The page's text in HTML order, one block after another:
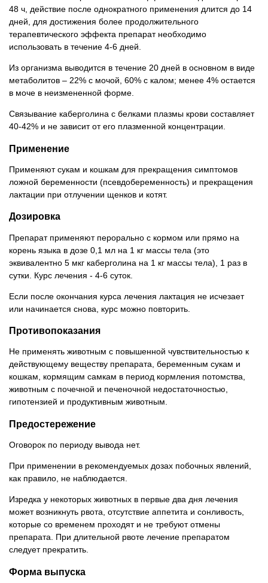
48 ч, действие после однократного применения длится до 14
дней, для достижения более продолжительного
терапевтического эффекта препарат необходимо
использовать в течение 4-6 дней.
Из организма выводится в течение 20 дней в основном в виде
метаболитов – 22% с мочой, 60% с калом; менее 4% остается
в моче в неизмененной форме.
Связывание каберголина с белками плазмы крови составляет
40-42% и не зависит от его плазменной концентрации.
Применение
Применяют сукам и кошкам для прекращения симптомов
ложной беременности (псевдобеременность) и прекращения
лактации при отлучении щенков и котят.
Дозировка
Препарат применяют перорально с кормом или прямо на
корень языка в дозе 0,1 мл на 1 кг массы тела (это
эквивалентно 5 мкг каберголина на 1 кг массы тела), 1 раз в
сутки. Курс лечения - 4-6 суток.
Если после окончания курса лечения лактация не исчезает
или начинается снова, курс можно повторить.
Противопоказания
Не применять животным с повышенной чувствительностью к
действующему веществу препарата, беременным сукам и
кошкам, кормящим самкам в период кормления потомства,
животным с почечной и печеночной недостаточностью,
гипотензией и продуктивным животным.
Предостережение
Оговорок по периоду вывода нет.
При применении в рекомендуемых дозах побочных явлений,
как правило, не наблюдается.
Изредка у некоторых животных в первые два дня лечения
может возникнуть рвота, отсутствие аппетита и сонливость,
которые со временем проходят и не требуют отмены
препарата. При длительной рвоте лечение препаратом
следует прекратить.
Форма выпуска